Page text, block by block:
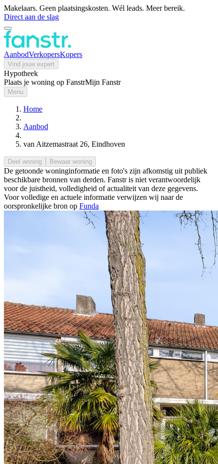
Makelaars. Geen plaatsingskosten. Wél leads. Meer bereik.
Direct aan de slag
AanbodVerkopersKopers
Vind jouw expert
Hypotheek
Plaats je woning op FanstrMijn Fanstr
Menu
Home
Aanbod
van Aitzemastraat 26, Eindhoven
Deel woning Bewaar woning
De getoonde woninginformatie en foto's zijn afkomstig uit publiek
beschikbare bronnen van derden. Fanstr is niet verantwoordelijk
voor de juistheid, volledigheid of actualiteit van deze gegevens.
Voor volledige en actuele informatie verwijzen wij naar de
oorspronkelijke bron op Funda